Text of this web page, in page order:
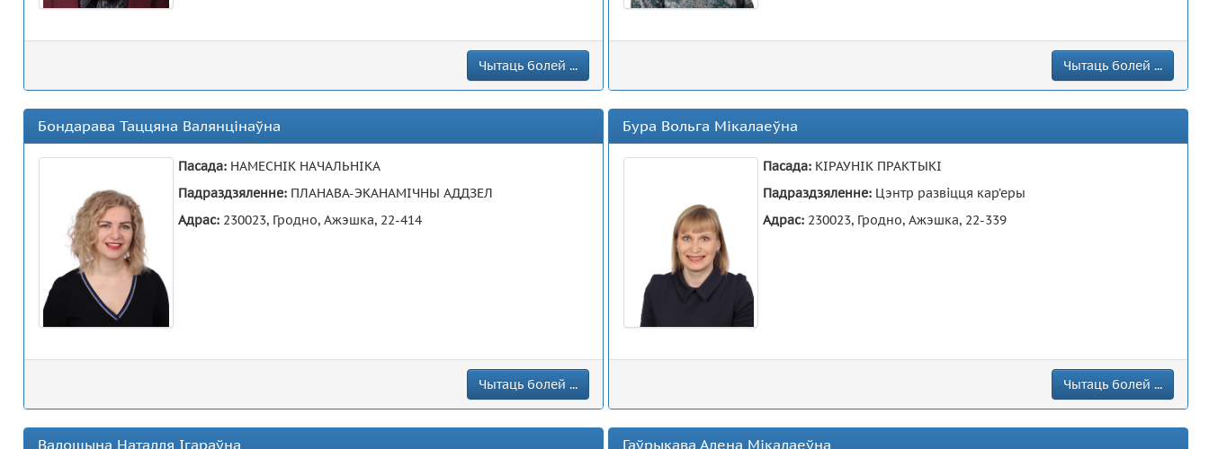
Чытаць болей ... Чытаць болей ...
Бондарава Таццяна Валянцінаўна
Пасада: НАМЕСНІК НАЧАЛЬНІКА
Падраздзяленне: ПЛАНАВА-ЭКАНАМІЧНЫ АДДЗЕЛ
Адрас: 230023, Гродно, Ажэшка, 22-414
Чытаць болей ...
Бура Вольга Мікалаеўна
Пасада: КІРАУНІК ПРАКТЫКІ
Падраздзяленне: Цэнтр развіцця кар’еры
Адрас: 230023, Гродно, Ажэшка, 22-339
Чытаць болей ...
Валошына Наталля Ігараўна Гаўрыкава Алена Мікалаеўна